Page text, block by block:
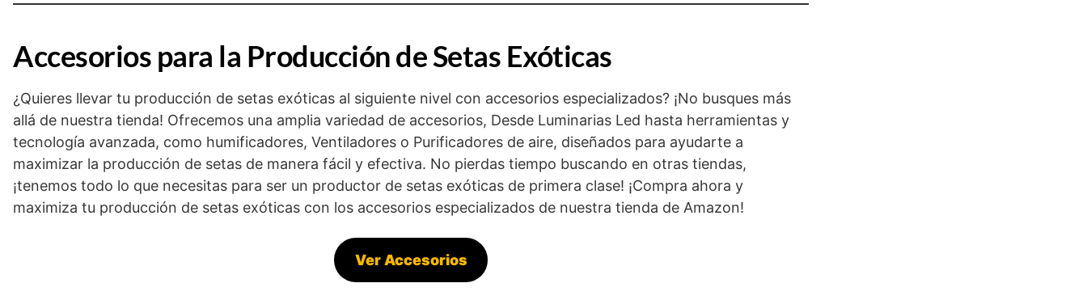
Accesorios para la Producción de Setas Exóticas
¿Quieres llevar tu producción de setas exóticas al siguiente nivel con accesorios especializados? ¡No busques más
allá de nuestra tienda! Ofrecemos una amplia variedad de accesorios, Desde Luminarias Led hasta herramientas y
tecnología avanzada, como humificadores, Ventiladores o Purificadores de aire, diseñados para ayudarte a
maximizar la producción de setas de manera fácil y efectiva. No pierdas tiempo buscando en otras tiendas,
¡tenemos todo lo que necesitas para ser un productor de setas exóticas de primera clase! ¡Compra ahora y
maximiza tu producción de setas exóticas con los accesorios especializados de nuestra tienda de Amazon!
Ver Accesorios